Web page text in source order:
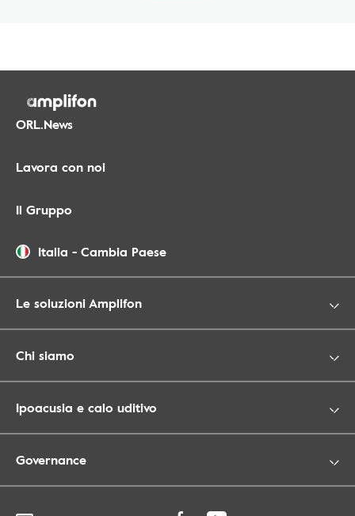
ORL.News
Lavora con noi
Il Gruppo
Italia - Cambia Paese
Le soluzioni Amplifon
Chi siamo
Ipoacusia e calo uditivo
Governance